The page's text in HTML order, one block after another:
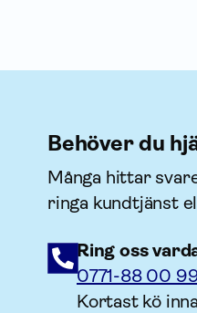
Behöver du
Många hittar
ringa kundtjänst
Ring oss
0771-88 00
Kortast kö